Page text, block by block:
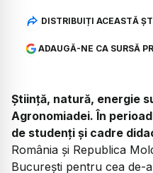
DISTRIBUIȚI ACEASTĂ
ADAUGĂ-NE CA SURSĂ
Știință, natură, energie
Agronomiadei. În
de studenți și cadre
România și Republica
București pentru cea de-a